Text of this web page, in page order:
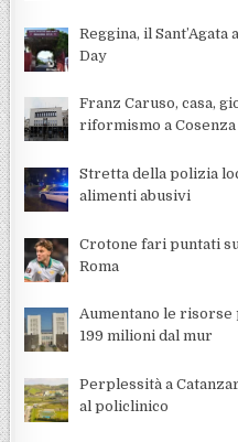
Reggina, il
Day
Franz Caruso, casa,
riformismo a Cosenza
Stretta della polizia
alimenti abusivi
Crotone fari puntati
Roma
Aumentano le
199 milioni dal mur
Perplessità a
al policlinico